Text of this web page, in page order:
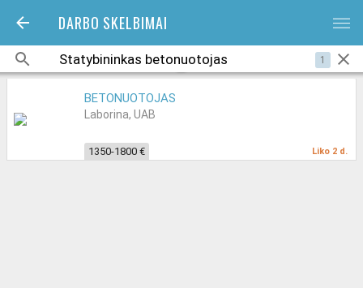
DARBO SKELBIMAI bars
1
BETONUOTOJAS
Laborina, UAB
1350-1800 € Liko 2 d.